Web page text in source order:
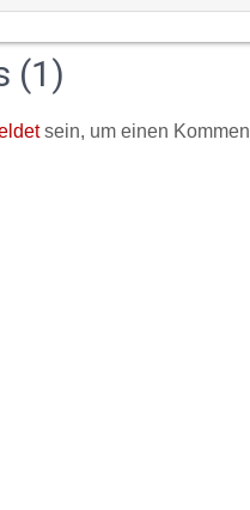
(1)
sein, um einen